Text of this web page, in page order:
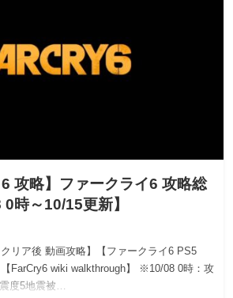
6 攻略】ファークライ6 攻略総
時～10/15更新】
クリア後 動画攻略】【ファークライ6 PS5
FarCry6 wiki walkthrough】 ※10/08 0時：攻
度5地震被…